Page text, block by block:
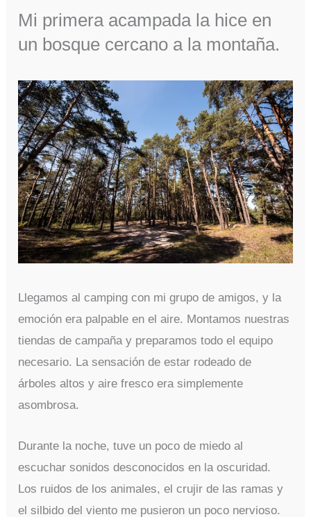
Mi primera acampada la hice en
un bosque cercano a la montaña.
Llegamos al camping con mi grupo de amigos, y la
emoción era palpable en el aire. Montamos nuestras
tiendas de campaña y preparamos todo el equipo
necesario. La sensación de estar rodeado de
árboles altos y aire fresco era simplemente
asombrosa.
Durante la noche, tuve un poco de miedo al
escuchar sonidos desconocidos en la oscuridad.
Los ruidos de los animales, el crujir de las ramas y
el silbido del viento me pusieron un poco nervioso.